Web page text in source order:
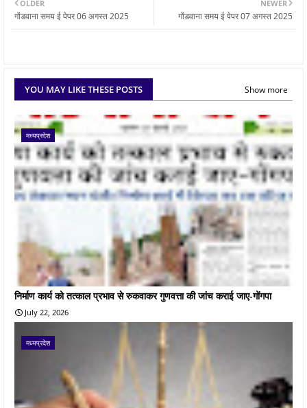
NEWER
गोंडवाना समय ई पेपर 07 अगस्त 2025
OLDER
गोंडवाना समय ई पेपर 06 अगस्त 2025
YOU MAY LIKE THESE POSTS Show more
मध्यप्रदेश
निर्माण कार्य को तत्काल प्रभाव से रुकवाकर गुणवत्ता की जांच कराई जाए-गोंगपा
July 22, 2026
मध्यप्रदेश